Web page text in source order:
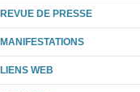
REVUE DE PRESSE
MANIFESTATIONS
LIENS WEB